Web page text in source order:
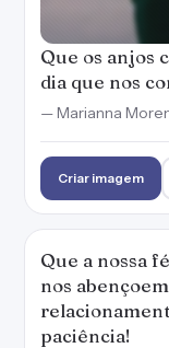
Que os anjos
dia que nos
— Marianna
Criar imagem
Que a nossa
nos
paciência!